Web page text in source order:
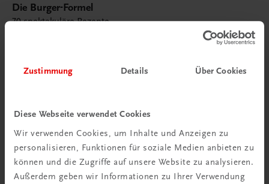
Zustimmung Details Über Cookies
Diese Webseite verwendet Cookies
Wir verwenden Cookies, um Inhalte und Anzeigen zu
personalisieren, Funktionen für soziale Medien anbieten zu
können und die Zugriffe auf unsere Website zu analysieren.
Außerdem geben wir Informationen zu Ihrer Verwendung
Die Burger-Formel
70 spektakuläre Rezepte